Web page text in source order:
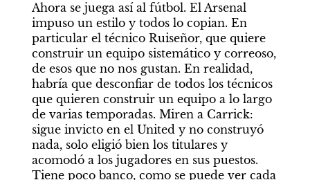
Ahora se juega así al fútbol. El Arsenal
impuso un estilo y todos lo copian. En
particular el técnico Ruiseñor, que quiere
construir un equipo sistemático y correoso,
de esos que no nos gustan. En realidad,
habría que desconfiar de todos los técnicos
que quieren construir un equipo a lo largo
de varias temporadas. Miren a Carrick:
sigue invicto en el United y no construyó
nada, solo eligió bien los titulares y
acomodó a los jugadores en sus puestos.
Tiene poco banco, como se puede ver cada